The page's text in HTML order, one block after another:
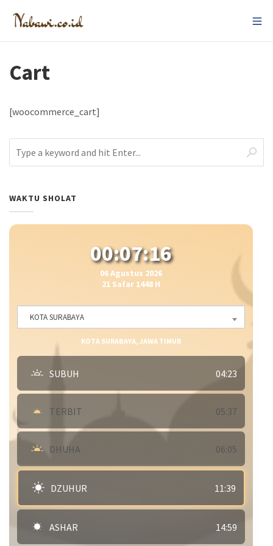
Cart
[woocommerce_cart]
WAKTU SHOLAT
00:07:16
06 Agustus 2026
21 Safar 1448 H
KOTA SURABAYA
KOTA SURABAYA, JAWA TIMUR
SUBUH 04:23
TERBIT 05:37
DHUHA 06:05
DZUHUR 11:39
ASHAR 14:59